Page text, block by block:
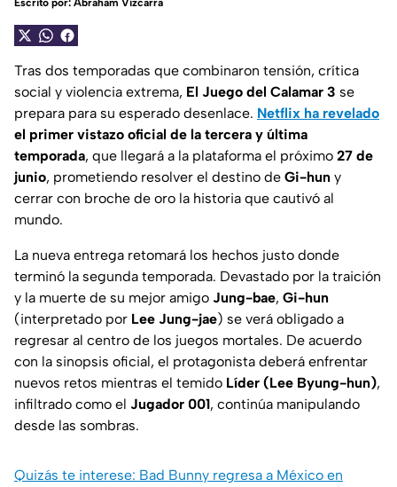
Escrito por: Abraham Vizcarra
Tras dos temporadas que combinaron tensión, crítica
social y violencia extrema, El Juego del Calamar 3 se
prepara para su esperado desenlace. Netflix ha revelado
el primer vistazo oficial de la tercera y última
temporada, que llegará a la plataforma el próximo 27 de
junio, prometiendo resolver el destino de Gi-hun y
cerrar con broche de oro la historia que cautivó al
mundo.
La nueva entrega retomará los hechos justo donde
terminó la segunda temporada. Devastado por la traición
y la muerte de su mejor amigo Jung-bae, Gi-hun
(interpretado por Lee Jung-jae) se verá obligado a
regresar al centro de los juegos mortales. De acuerdo
con la sinopsis oficial, el protagonista deberá enfrentar
nuevos retos mientras el temido Líder (Lee Byung-hun),
infiltrado como el Jugador 001, continúa manipulando
desde las sombras.
Quizás te interese: Bad Bunny regresa a México en